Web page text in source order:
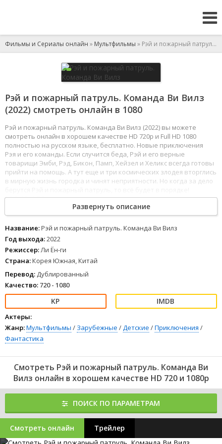
Фильмы и Сериалы онлайн » Мультфильмы » Рэй и пожарный патруль. Команда Ви Вилз
Рэй и пожарный патруль. Команда Ви Вилз
(2022) смотреть онлайн в 1080
Рэй и пожарный патруль. Команда Ви Вилз (2022) вы можете
смотреть онлайн в хорошем качестве HD 720p и Full HD 1080
полностью на русском языке, бесплатно. Новые приключения
Рэя и его команды. Если случится беда, Рэй и его верные
товарищи Эмби, Рэд, Бикон, Памп, Хейзел и Хеликс всегда готовы
прийти на помощь. А тут еще и три космических злодея вторглись
в мирную жизнь городка и чинят неприятности. Но когда за дело
12345 678
Развернуть описание
Название:Рэй и пожарный патруль. Команда Ви Вилз
Год выхода:2022
Режиссер:Ли Ён-ги
Страна:Корея Южная, Китай
Перевод: Дублированный
Качество: 720 - 1080
Актеры:
Жанр:Мультфильмы / Зарубежные /Детские /Приключения /
Фантастика
Смотреть Рэй и пожарный патруль. Команда Ви
Вилз онлайн в хорошем качестве HD 720 и 1080p
ПОИСК ПО ПАРАМЕТРАМ
Смотреть онлайн Трейлер